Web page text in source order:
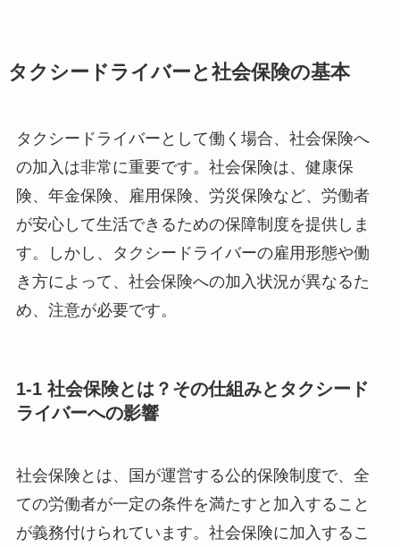
タクシードライバーと社会保険の基本
タクシードライバーとして働く場合、社会保険へ
の加入は非常に重要です。社会保険は、健康保
険、年金保険、雇用保険、労災保険など、労働者
が安心して生活できるための保障制度を提供しま
す。しかし、タクシードライバーの雇用形態や働
き方によって、社会保険への加入状況が異なるた
め、注意が必要です。
1-1 社会保険とは？その仕組みとタクシード
ライバーへの影響
社会保険とは、国が運営する公的保険制度で、全
ての労働者が一定の条件を満たすと加入すること
が義務付けられています。社会保険に加入するこ